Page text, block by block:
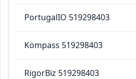
PortugalIO 519298403
Kompass 519298403
RigorBiz 519298403